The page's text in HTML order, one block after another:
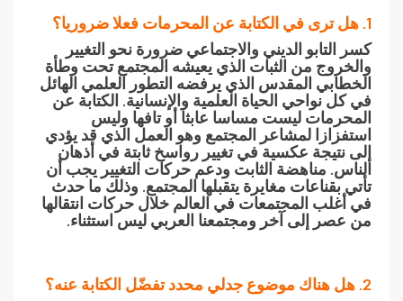
1. هل ترى في الكتابة عن المحرمات فعلا ضروريا؟
كسر التابو الديني والاجتماعي ضرورة نحو التغيير
والخروج من الثبات الذي يعيشه المجتمع تحت وطأة
الخطابي المقدس الذي يرفضه التطور العلمي الهائل
في كل نواحي الحياة العلمية والإنسانية. الكتابة عن
المحرمات ليست مساسا عابثا أو تافها وليس
استفزازا لمشاعر المجتمع وهو العمل الذي قد يؤدي
إلى نتيجة عكسية في تغيير رواسخ ثابتة في أذهان
الناس. مناهضة الثابت ودعم حركات التغيير يجب أن
تأتي بقناعات مغايرة يتقبلها المجتمع. وذلك ما حدث
في أغلب المجتمعات في العالم خلال حركات انتقالها
من عصر إلى آخر ومجتمعنا العربي ليس استثناء.
2. هل هناك موضوع جدلي محدد تفضّل الكتابة عنه؟